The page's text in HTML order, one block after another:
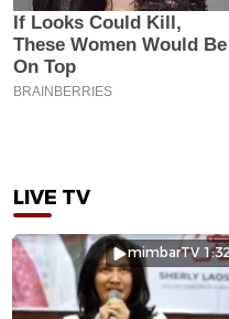
LIVE TV
mimbarTV 1:32